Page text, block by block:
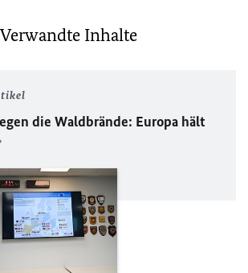
Verwandte Inhalte
die Waldbrände: Europa hält